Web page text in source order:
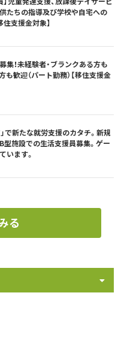
たちの指導及び学校や自宅への
支援金対象】
集！未経験者・ブランクある方も
歓迎（パート勤務）【移住支援金
で新たな就労支援のカタチ。新規
型施設での生活支援員募集。ゲー
います。
る